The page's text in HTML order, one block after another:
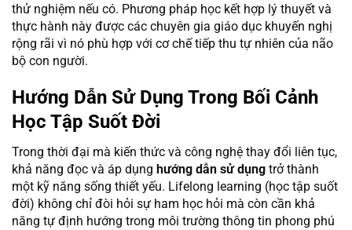
thử nghiệm nếu có. Phương pháp học kết hợp lý thuyết và
thực hành này được các chuyên gia giáo dục khuyến nghị
rộng rãi vì nó phù hợp với cơ chế tiếp thu tự nhiên của não
bộ con người.
Hướng Dẫn Sử Dụng Trong Bối Cảnh
Học Tập Suốt Đời
Trong thời đại mà kiến thức và công nghệ thay đổi liên tục,
khả năng đọc và áp dụng hướng dẫn sử dụng trở thành
một kỹ năng sống thiết yếu. Lifelong learning (học tập suốt
đời) không chỉ đòi hỏi sự ham học hỏi mà còn cần khả
năng tự định hướng trong môi trường thông tin phong phú